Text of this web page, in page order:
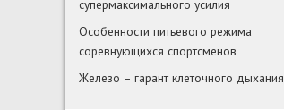
супермаксимального усилия
Особенности питьевого режима
соревнующихся спортсменов
Железо – гарант клеточного дыхания